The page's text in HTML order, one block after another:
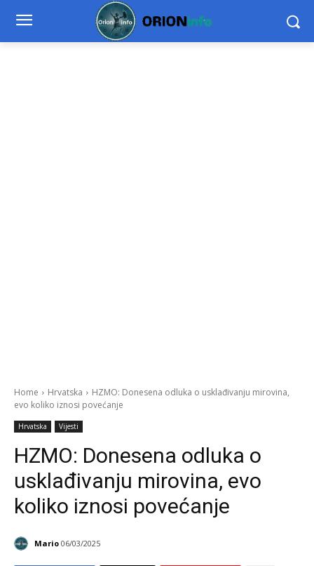
Home Hrvatska
HZMO: Donesena odluka o usklađivanju mirovina,
evo koliko iznosi povećanje
Hrvatska Vijesti
HZMO: Donesena odluka o
usklađivanju mirovina, evo
koliko iznosi povećanje
Mario 06/03/2025